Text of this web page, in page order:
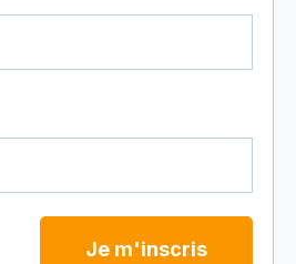
Je m'inscris